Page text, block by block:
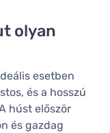
olyan
esetben
és a hosszú
húst először
és gazdag